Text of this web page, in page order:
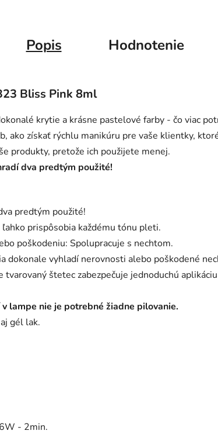
Popis Hodnotenie
Bliss Pink 8ml
krytie a krásne pastelové farby - čo viac
ako získať rýchlu manikúru pre vaše klientky,
produkty, pretože ich použijete menej.
dva predtým použité!
predtým použité!
prispôsobia každému tónu pleti.
poškodeniu: Spolupracuje s nechtom.
dokonale vyhladí nerovnosti alebo poškodené
tvarovaný štetec zabezpečuje jednoduchú
lampe nie je potrebné žiadne pilovanie.
gél lak.
- 2min.